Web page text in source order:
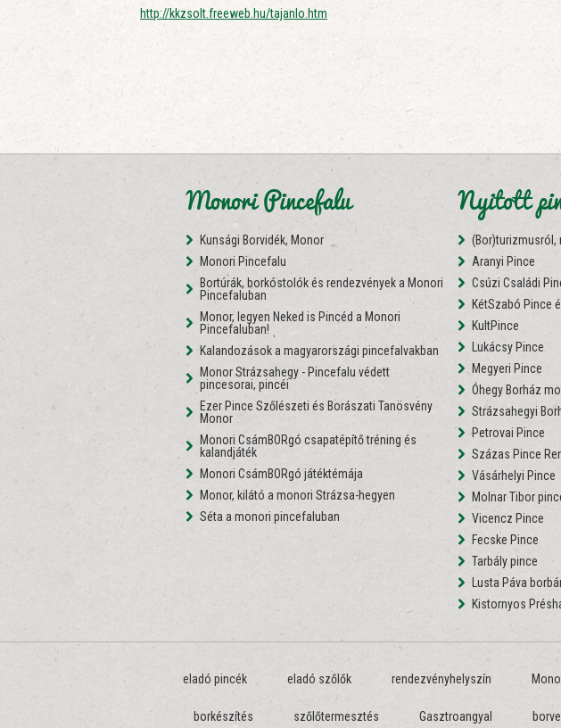
http://kkzsolt.freeweb.hu/tajanlo.htm
Monori Pincefalu
Kunsági Borvidék, Monor
Monori Pincefalu
Bortúrák, borkóstolók és rendezvények a Monori
Pincefaluban
Monor, legyen Neked is Pincéd a Monori
Pincefaluban!
Kalandozások a magyarországi pincefalvakban
Monor Strázsahegy - Pincefalu védett
pincesorai, pincéi
Ezer Pince Szőlészeti és Borászati Tanösvény
Monor
Monori CsámBORgó csapatépítő tréning és
kalandjáték
Monori CsámBORgó játéktémája
Monor, kilátó a monori Strázsa-hegyen
Séta a monori pincefaluban
Nyitott
(Bor)turizmusról,
Aranyi Pince
Csúzi Családi
KétSzabó Pince
KultPince
Lukácsy Pince
Megyeri Pince
Óhegy Borház
Strázsahegyi
Petrovai Pince
Százas Pince
Vásárhelyi Pince
Molnar Tibor
Vicencz Pince
Fecske Pince
Tarbály pince
Lusta Páva
Kistornyos
eladó pincék eladó szőlők rendezvényhelyszín
borkészítés szőlőtermesztés Gasztroangyal